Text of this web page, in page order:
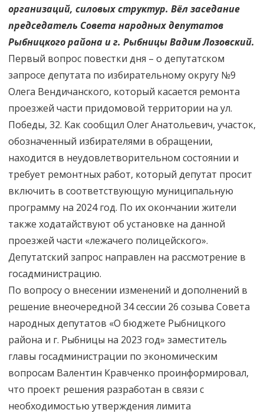
организаций, силовых структур. Вёл заседание
председатель Совета народных депутатов
Рыбницкого района и г. Рыбницы Вадим Лозовский.
Первый вопрос повестки дня – о депутатском
запросе депутата по избирательному округу №9
Олега Вендичанского, который касается ремонта
проезжей части придомовой территории на ул.
Победы, 32. Как сообщил Олег Анатольевич, участок,
обозначенный избирателями в обращении,
находится в неудовлетворительном состоянии и
требует ремонтных работ, который депутат просит
включить в соответствующую муниципальную
программу на 2024 год. По их окончании жители
также ходатайствуют об установке на данной
проезжей части «лежачего полицейского».
Депутатский запрос направлен на рассмотрение в
госадминистрацию.
По вопросу о внесении изменений и дополнений в
решение внеочередной 34 сессии 26 созыва Совета
народных депутатов «О бюджете Рыбницкого
района и г. Рыбницы на 2023 год» заместитель
главы госадминистрации по экономическим
вопросам Валентин Кравченко проинформировал,
что проект решения разработан в связи с
необходимостью утверждения лимита